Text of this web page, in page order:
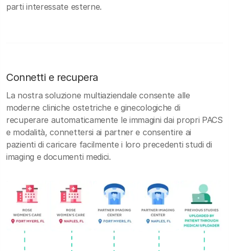
parti interessate esterne.
Connetti e recupera
La nostra soluzione multiaziendale consente alle
moderne cliniche ostetriche e ginecologiche di
recuperare automaticamente le immagini dai propri PACS
e modalità, connettersi ai partner e consentire ai
pazienti di caricare facilmente i loro precedenti studi di
imaging e documenti medici.